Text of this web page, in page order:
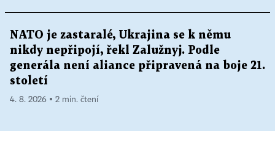
NATO je zastaralé, Ukrajina se k němu
nikdy nepřipojí, řekl Zalužnyj. Podle
generála není aliance připravená na boje 21.
století
4. 8. 2026 ▪ 2 min. čtení